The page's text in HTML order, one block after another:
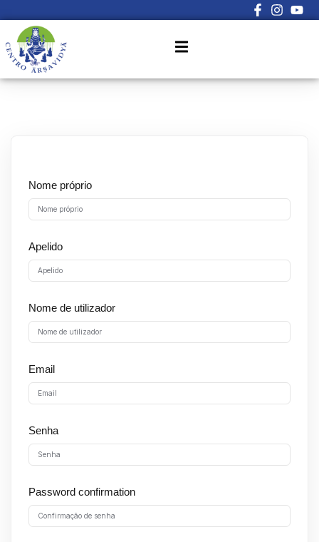
Nome próprio
Apelido
Nome de utilizador
Email
Senha
Password confirmation
Sign in
Remember me